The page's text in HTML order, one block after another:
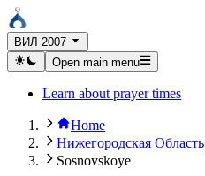
ВИЛ 2007
Open main menu
Learn about prayer times
Home
Нижегородская Область
Sosnovskoye